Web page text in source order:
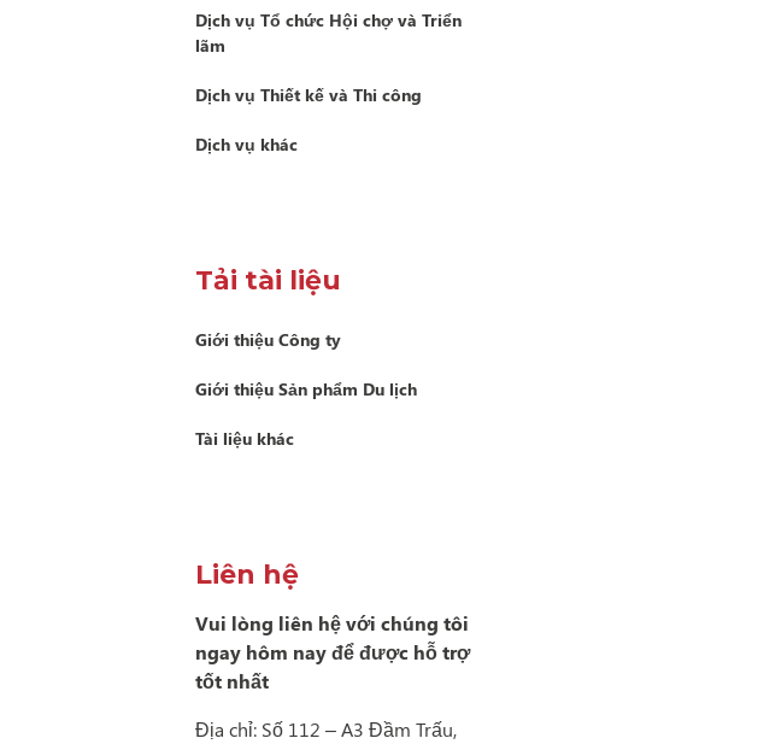
Dịch vụ Tổ chức Hội chợ và Triển
lãm
Dịch vụ Thiết kế và Thi công
Dịch vụ khác
Tải tài liệu
Giới thiệu Công ty
Giới thiệu Sản phẩm Du lịch
Tài liệu khác
Liên hệ
Vui lòng liên hệ với chúng tôi
ngay hôm nay để được hỗ trợ
tốt nhất
Địa chỉ: Số 112 – A3 Đầm Trấu,